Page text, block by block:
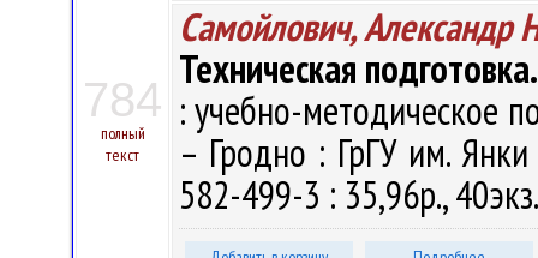
784
полный
текст
Самойлович, Александр
Техническая
: учебно-методическое
– Гродно : ГрГУ им.
582-499-3 : 35,96р.,